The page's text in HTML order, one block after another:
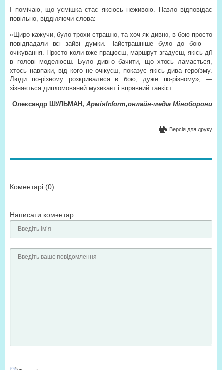
І помічаю, що усмішка стає якоюсь неживою. Павло відповідає
повільно, відділяючи слова:
«Щиро кажучи, було трохи страшно, та хоч як дивно, в бою просто
повідпадали всі зайві думки. Найстрашніше було до бою —
очікування. Просто коли вже працюєш, маршрут згадуєш, якісь дії
в голові моделюєш. Було дивно бачити, що хтось ламається,
хтось навпаки, від кого не очікуєш, показує якісь дива героїзму.
Люди по-різному розкривалися в бою, дуже по-різному», —
зізнається дипломований музикант і вправний танкіст.
Олександр ШУЛЬМАН, АрміяInform,онлайн-медіа Міноборони
Версія для друку
Коментарі (0)
Написати коментар